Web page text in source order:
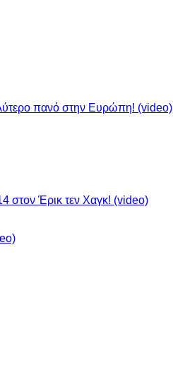
πανό στην Ευρώπη! (video)
στον Έρικ τεν Χαγκ! (video)